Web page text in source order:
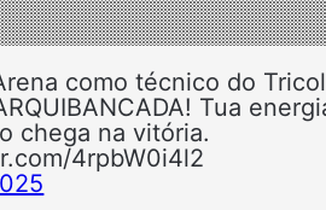
como técnico do
Tua
chega na vitória.
4rpbW0i4l2